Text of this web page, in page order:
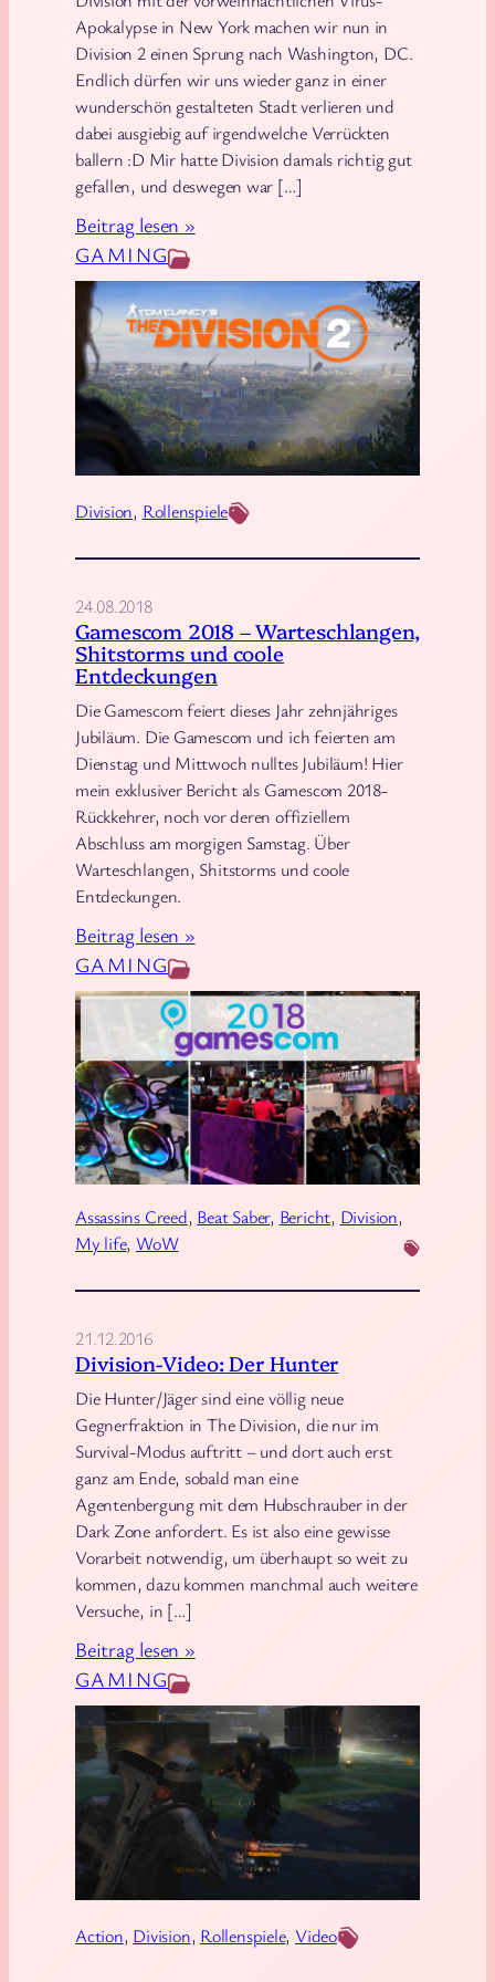
p
l
e
!
R
e
k
o
n
s
t
r
k
t
i
o
n
v
o
W
a
i
n
g
t
o
n
,
D
C
n
i
v
i
s
i
o
n
2
GAMING
Division, Rollenspiele
Apokalypse in New York machen wir nun in
Division 2 einen Sprung nach Washington, DC.
Endlich dürfen wir uns wieder ganz in einer
wunderschön gestalteten Stadt verlieren und
dabei ausgiebig auf irgendwelche Verrückten
ballern :D Mir hatte Division damals richtig gut
gefallen, und deswegen war […]
Beitrag lesen »:
i
v
i
s
i
o
n
:
A
f
l
u
g
i
n
s
v
e
w
l
d
e
r
t
e
W
a
i
g
o
n
,
D
C
GAMING
Assassins Creed, Beat Saber, Bericht, Division
My life, WoW
24.08.2018
Gamescom 2018 – Warteschlangen,
Shitstorms und coole
Entdeckungen
Die Gamescom feiert dieses Jahr zehnjähriges
Jubiläum. Die Gamescom und ich feierten am
Dienstag und Mittwoch nulltes Jubiläum! Hier
mein exklusiver Bericht als Gamescom 2018-
Rückkehrer, noch vor deren offiziellem
Abschluss am morgigen Samstag. Über
Warteschlangen, Shitstorms und coole
Entdeckungen.
Beitrag lesen »:
a
m
e
s
c
o
m
0
8
W
a
r
e
s
c
h
l
n
e
,
S
h
t
GAMING
Action, Division, Rollenspiele, Video
21.12.2016
Division-Video: Der Hunter
Die Hunter/Jäger sind eine völlig neue
Gegnerfraktion in The Division, die nur im
Survival-Modus auftritt – und dort auch erst
ganz am Ende, sobald man eine
Agentenbergung mit dem Hubschrauber in der
Dark Zone anfordert. Es ist also eine gewisse
Vorarbeit notwendig, um überhaupt so weit zu
kommen, dazu kommen manchmal auch weitere
Versuche, in […]
Beitrag lesen »:
i
i
s
i
o
V